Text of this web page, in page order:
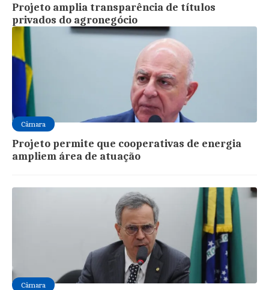
Projeto amplia transparência de títulos
privados do agronegócio
Câmara
Projeto permite que cooperativas de energia
ampliem área de atuação
Câmara